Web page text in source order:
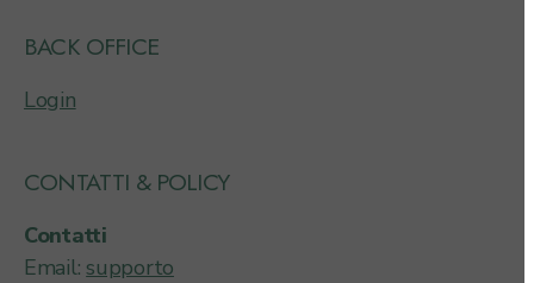
BACK OFFICE
Login
CONTATTI & POLICY
Contatti
Email:supporto